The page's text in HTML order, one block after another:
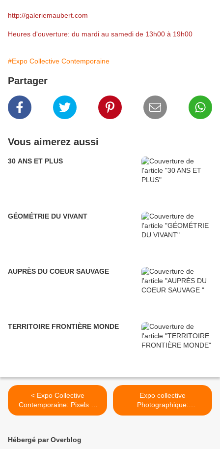
http://galeriemaubert.com
Heures d'ouverture: du mardi au samedi de 13h00 à 19h00
#Expo Collective Contemporaine
Partager
Vous aimerez aussi
30 ANS ET PLUS
GÉOMÉTRIE DU VIVANT
AUPRÈS DU COEUR SAUVAGE
TERRITOIRE FRONTIÈRE MONDE
< Expo Collective
Contemporaine: Pixels of
paradise
Expo collective
Photographique:
Magnificient Desolation >
Hébergé par Overblog